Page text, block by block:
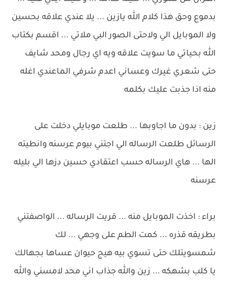
بدموع وحق هذا كلام الله يازين ... يلا عندي علاقه بحسين
ولا الموبايل الي ولاحتى الصور البي ملاتي ... اقسم بكتاب
الله بحياتي ما سويت علاقه ويه اي رجال ومحد شايف
حتى شعري غيرك وعساني اعدم شرفي الماعندي اغله
منه اذا جذبت عليك بكلمه
زين : بدون ما اجاوبها ... طلعت موبايلي دخلت على
الرسائل طلعت الرساله الي اجتني بيوم عرسنه وانطيته
الها ... هاي الرساله حسب اعتقادي حسين دزها الي بليله
عرسنه
براء : اخذت الموبايل منه ... قريت الرساله ... الواصفتني
بطريقه قذره ... كمت الطم على وجهي ... لك
شمسويتلك حتى تسوي بيه هيج حيوان عساها بجهالك
يا كلب بشهكه ... زين والله جذاب اني محد لامسني والله